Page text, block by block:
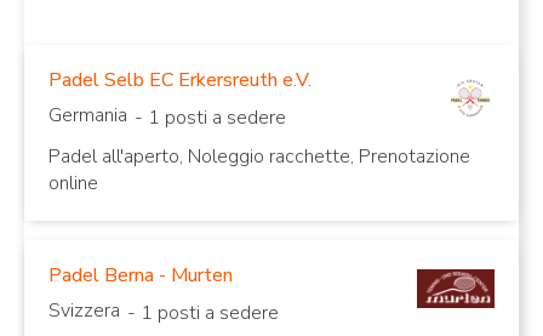
Padel Selb EC Erkersreuth e.V.
Germania - 1 posti a sedere
Padel all'aperto, Noleggio racchette, Prenotazione
online
Padel Berna - Murten
Svizzera - 1 posti a sedere